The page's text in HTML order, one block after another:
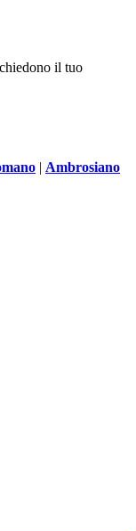
il tuo
| Ambrosiano